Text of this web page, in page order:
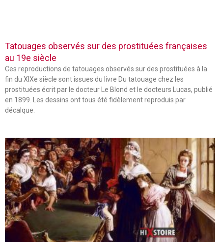
Tatouages observés sur des prostituées françaises
au 19e siècle
Ces reproductions de tatouages observés sur des prostituées à la
fin du XIXe siècle sont issues du livre Du tatouage chez les
prostituées écrit par le docteur Le Blond et le docteurs Lucas, publié
en 1899. Les dessins ont tous été fidèlement reproduis par
décalque.